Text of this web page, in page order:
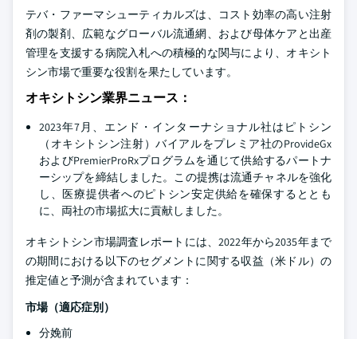
テバ・ファーマシューティカルズは、コスト効率の高い注射
剤の製剤、広範なグローバル流通網、および母体ケアと出産
管理を支援する病院入札への積極的な関与により、オキシト
シン市場で重要な役割を果たしています。
オキシトシン業界ニュース：
2023年7月、エンド・インターナショナル社はピトシン
（オキシトシン注射）バイアルをプレミア社のProvideGx
およびPremierProRxプログラムを通じて供給するパートナ
ーシップを締結しました。この提携は流通チャネルを強化
し、医療提供者へのピトシン安定供給を確保するととも
に、両社の市場拡大に貢献しました。
オキシトシン市場調査レポートには、2022年から2035年まで
の期間における以下のセグメントに関する収益（米ドル）の
推定値と予測が含まれています：
市場（適応症別）
分娩前